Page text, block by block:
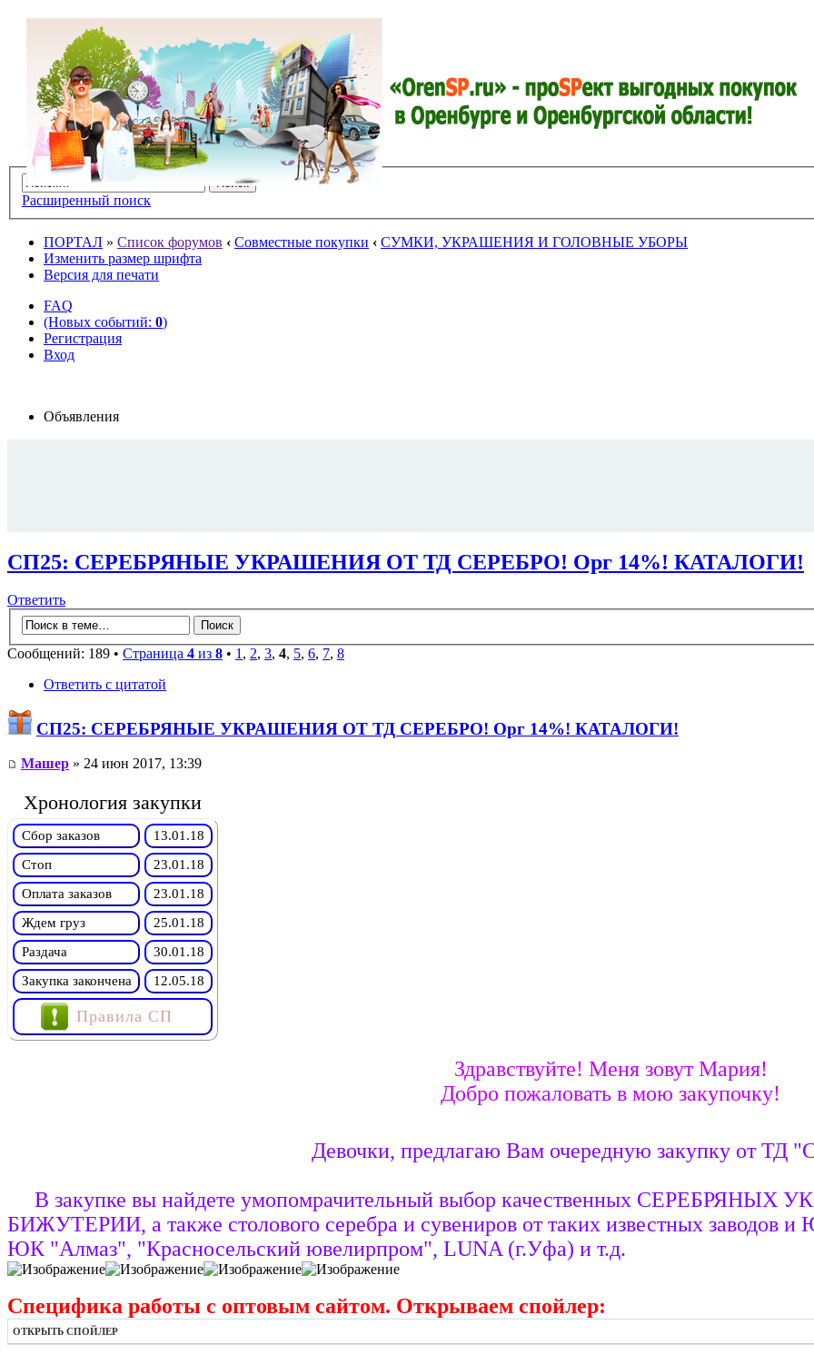
Расширенный поиск
ПОРТАЛ » Список форумов ‹ Совместные покупки ‹ СУМКИ, УКРАШЕНИЯ И ГОЛОВНЫЕ УБОРЫ
Изменить размер шрифта
Версия для печати
FAQ
(Новых событий: 0)
Регистрация
Вход
Объявления
СП25: СЕРЕБРЯНЫЕ УКРАШЕНИЯ ОТ ТД СЕРЕБРО! Орг 14%! КАТАЛОГИ!
Ответить
Сообщений: 189 • Страница 4 из 8 • 1 , 2, 3, 4, 5, 6, 7, 8
Ответить с цитатой
СП25: СЕРЕБРЯНЫЕ УКРАШЕНИЯ ОТ ТД СЕРЕБРО! Орг 14%! КАТАЛОГИ!
Машер » 24 июн 2017, 13:39
Хронология закупки
Сбор заказов
13.01.18
Стоп
23.01.18
Оплата заказов
23.01.18
Ждем груз
25.01.18
Раздача
30.01.18
Закупка закончена
12.05.18
Правила СП
Здравствуйте! Меня зовут Мария!
Добро пожаловать в мою закупочку!
Девочки, предлагаю Вам очередную закупку от ТД
В закупке вы найдете умопомрачительный выбор качественных
БИЖУТЕРИИ, а также столового серебра и сувениров от таких известных заводов
ЮК "Алмаз", "Красносельский ювелирпром", LUNA (г.Уфа) и т.д.
Специфика работы с оптовым сайтом. Открываем спойлер:
ОТКРЫТЬ СПОЙЛЕР